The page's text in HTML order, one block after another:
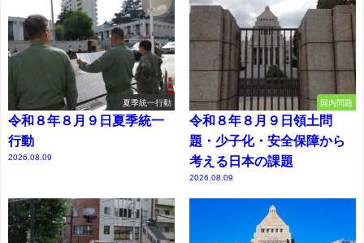
夏季統一行動
令和８年８月９日夏季統一
行動
2026.08.09
国内問題
令和８年８月９日領土問
題・少子化・安全保障から
考える日本の課題
2026.08.09